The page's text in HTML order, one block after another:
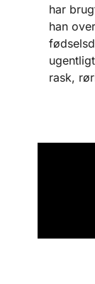
har
han
rask,